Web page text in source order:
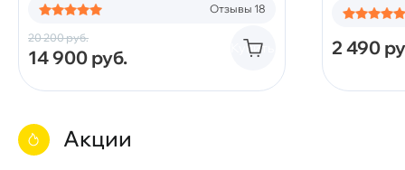
Отзывы 18
20 200руб.
14 900 руб. Купить 2 490
Акции